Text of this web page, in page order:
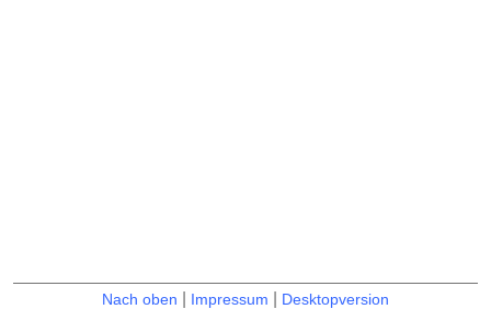
Nach oben Impressum Desktopversion